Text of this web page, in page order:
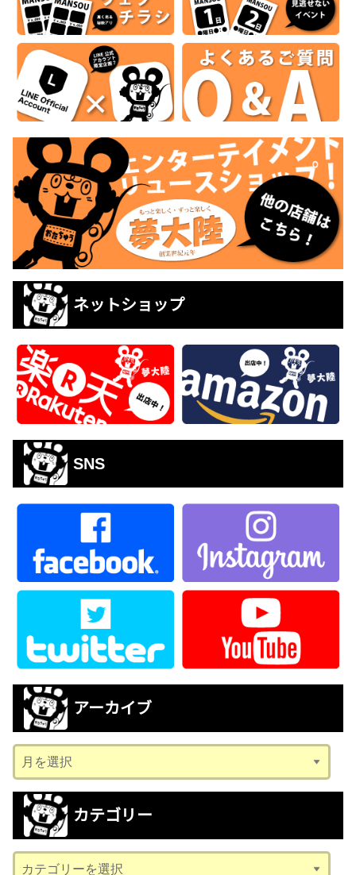
ネットショップ
SNS
アーカイブ
ー
カ
ブ
カテゴリー